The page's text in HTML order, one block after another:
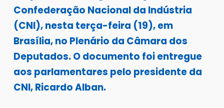
Confederação Nacional da Indústria
(CNI), nesta terça-feira (19), em
Brasília, no Plenário da Câmara dos
Deputados. O documento foi entregue
aos parlamentares pelo presidente da
CNI, Ricardo Alban.